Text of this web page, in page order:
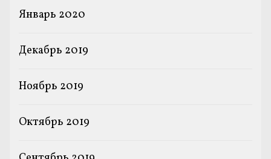
Январь 2020
Декабрь 2019
Ноябрь 2019
Октябрь 2019